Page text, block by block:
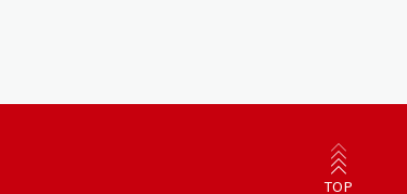
TOP